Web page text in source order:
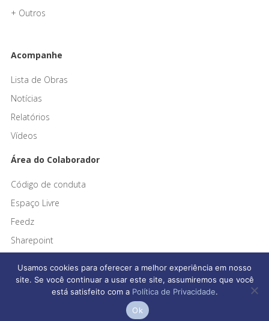
+ Outros
Acompanhe
Lista de Obras
Notícias
Relatórios
Vídeos
Área do Colaborador
Código de conduta
Espaço Livre
Feedz
Sharepoint
Afonso França Engenharia © 2026 Todos os direitos reservados
Usamos cookies para oferecer a melhor experiência em nosso
site. Se você continuar a usar este site, assumiremos que você
está satisfeito com a Política de Privacidade.
Ok